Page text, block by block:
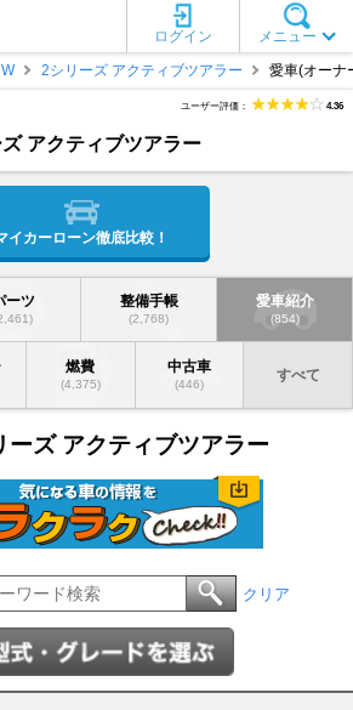
メニュー
ログイン
2シリーズ アクティブツアラー 愛車(オーナ
アクティブツアラー
ユーザー評価： 4.36
イカーローン徹底比較！
ーツ 整備手帳
(2,768)
愛車紹介
(854)
燃費
(4,375)
中古車
(446)
すべて
ズ アクティブツアラー
クリア